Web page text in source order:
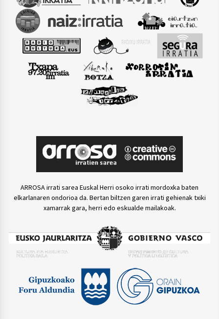
ARROSA irrati sarea Euskal Herri osoko irrati mordoxka baten
elkarlanaren ondorioa da. Bertan biltzen garen irrati gehienak txiki
xamarrak gara, herri edo eskualde mailakoak.